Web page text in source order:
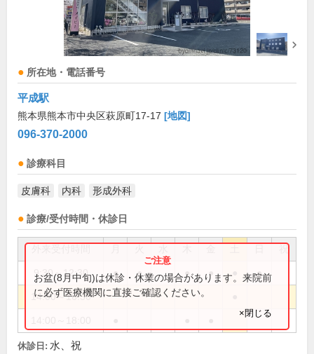
所在地・電話番号
平成駅
熊本県熊本市中央区萩原町17-17 [地図]
096-370-2000
診療科目
皮膚科 内科 形成外科
診療/受付時間・休診日
祝
9:30～12:30 ● ● ● ● ●
14:00～16:30
お盆(8月中旬)は休診・休業の場合があります。来院前
に必ず医療機関に直接ご確認ください。
×閉じる
休診日: 水、祝